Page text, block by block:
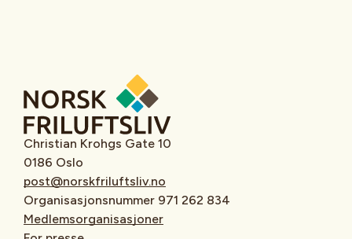
Christian Krohgs Gate 10
0186 Oslo
post@norskfriluftsliv.no
Organisasjonsnummer 971 262 834
Medlemsorganisasjoner